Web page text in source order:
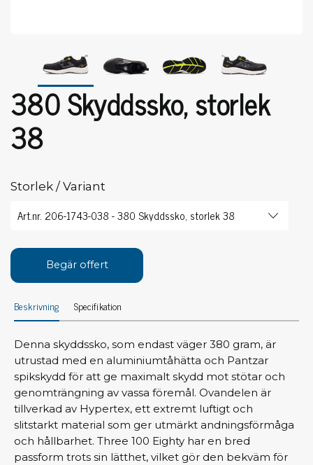
380 Skyddssko, storlek
38
Storlek / Variant
Begär offert
Beskrivning Specifikation
Denna skyddssko, som endast väger 380 gram, är
utrustad med en aluminiumtåhätta och Pantzar
spikskydd för att ge maximalt skydd mot stötar och
genomträngning av vassa föremål. Ovandelen är
tillverkad av Hypertex, ett extremt luftigt och
slitstarkt material som ger utmärkt andningsförmåga
och hållbarhet. Three 100 Eighty har en bred
passform trots sin lätthet, vilket gör den bekväm för